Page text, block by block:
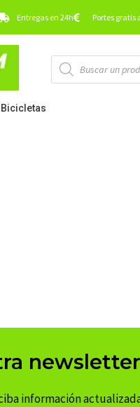
Entregas en 24h Portes gratis
Búsqueda
de
productos
Bicicletas
newsletter
información